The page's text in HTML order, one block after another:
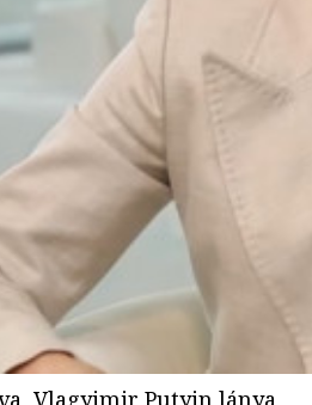
Vlagyimir Putyin lánya